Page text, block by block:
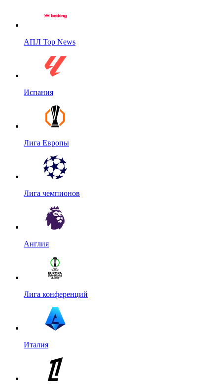
АПЛ Top News
Испания
Лига Европы
Лига чемпионов
Англия
Лига конференций
Италия